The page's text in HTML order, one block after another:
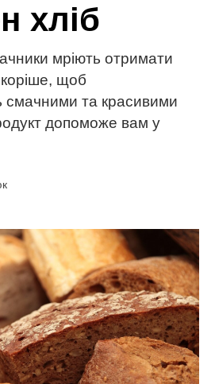
хліб
мріють отримати
щоб
смачними та красивими
допоможе вам у